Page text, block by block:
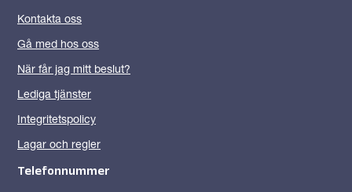
Kontakta oss
Gå med hos oss
När får jag mitt beslut?
Lediga tjänster
Integritetspolicy
Lagar och regler
Telefonnummer